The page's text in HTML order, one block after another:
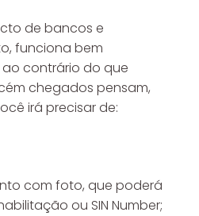
de bancos e
funciona bem
contrário do que
chegados pensam,
irá precisar de:
com foto, que poderá
ou SIN Number;